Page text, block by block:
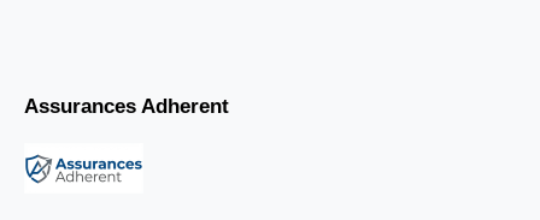
Assurances Adherent